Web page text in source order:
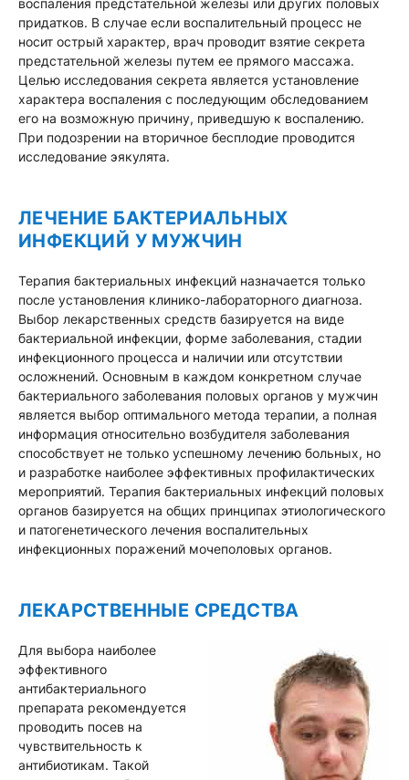
воспаления предстательной железы или других половых
придатков. В случае если воспалительный процесс не
носит острый характер, врач проводит взятие секрета
предстательной железы путем ее прямого массажа.
Целью исследования секрета является установление
характера воспаления с последующим обследованием
его на возможную причину, приведшую к воспалению.
При подозрении на вторичное бесплодие проводится
исследование эякулята.
ЛЕЧЕНИЕ БАКТЕРИАЛЬНЫХ
ИНФЕКЦИЙ У МУЖЧИН
Терапия бактериальных инфекций назначается только
после установления клинико-лабораторного диагноза.
Выбор лекарственных средств базируется на виде
бактериальной инфекции, форме заболевания, стадии
инфекционного процесса и наличии или отсутствии
осложнений. Основным в каждом конкретном случае
бактериального заболевания половых органов у мужчин
является выбор оптимального метода терапии, а полная
информация относительно возбудителя заболевания
способствует не только успешному лечению больных, но
и разработке наиболее эффективных профилактических
мероприятий. Терапия бактериальных инфекций половых
органов базируется на общих принципах этиологического
и патогенетического лечения воспалительных
инфекционных поражений мочеполовых органов.
ЛЕКАРСТВЕННЫЕ СРЕДСТВА
Для выбора наиболее
эффективного
антибактериального
препарата рекомендуется
проводить посев на
чувствительность к
антибиотикам. Такой